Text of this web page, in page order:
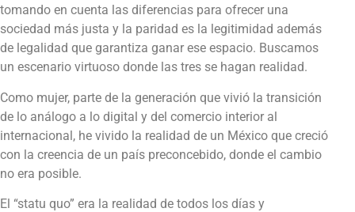
tomando en cuenta las diferencias para ofrecer una
sociedad más justa y la paridad es la legitimidad además
de legalidad que garantiza ganar ese espacio. Buscamos
un escenario virtuoso donde las tres se hagan realidad.
Como mujer, parte de la generación que vivió la transición
de lo análogo a lo digital y del comercio interior al
internacional, he vivido la realidad de un México que creció
con la creencia de un país preconcebido, donde el cambio
no era posible.
El “statu quo” era la realidad de todos los días y